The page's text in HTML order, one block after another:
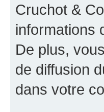
Cruchot &
informations
De plus,
de diffusion
dans votre